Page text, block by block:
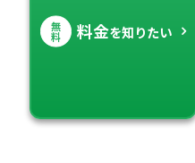
無
料 料金を知りたい